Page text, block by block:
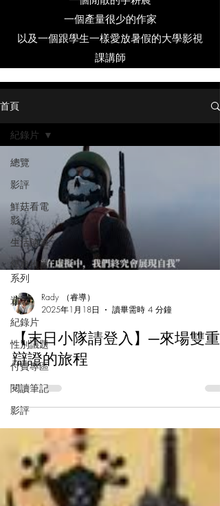
一個產量很少的作家
以及一個跟學生一樣愛放暑假的大學影視
課講師
這裡也紀錄了關於我對世界與生命的一些
想法
歡迎光臨
Rady （睿導）
首頁
總覽
影評
鮮菇看電
影
生活隨筆
經典推薦
系列
遊記
紀錄片
性別議題
付費專區
閱讀筆記
影評
紀錄片
Rady （睿導）
2025年1月18日
讀畢需時 4 分鐘
【末日小隊請登入】─來場雙重
辯證的旅程